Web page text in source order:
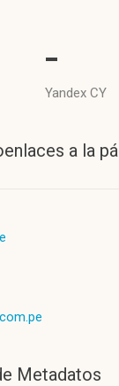
-
Yandex CY
a la
Metadatos